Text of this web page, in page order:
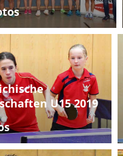
U15 2019